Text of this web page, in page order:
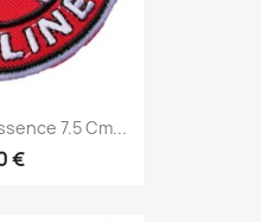
7.5 Cm...
€